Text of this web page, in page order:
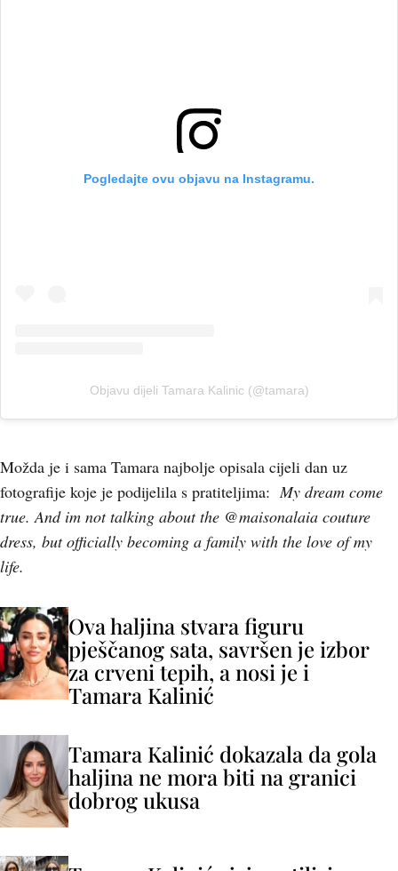
Pogledajte ovu objavu na Instagramu.
Objavu dijeli Tamara Kalinic (@tamara)
Možda je i sama Tamara najbolje opisala cijeli dan uz
fotografije koje je podijelila s pratiteljima:My dream come
true. And im not talking about the @maisonalaia couture
dress, but officially becoming a family with the love of my
life.
Ova haljina stvara figuru
pješčanog sata, savršen je izbor
za crveni tepih, a nosi je i
Tamara Kalinić
Tamara Kalinić dokazala da gola
haljina ne mora biti na granici
dobrog ukusa